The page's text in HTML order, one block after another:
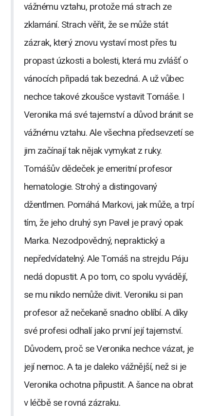
vážnému vztahu, protože má strach ze
zklamání. Strach věřit, že se může stát
zázrak, který znovu vystaví most přes tu
propast úzkosti a bolesti, která mu zvlášť o
vánocích připadá tak bezedná. A už vůbec
nechce takové zkoušce vystavit Tomáše. I
Veronika má své tajemství a důvod bránit se
vážnému vztahu. Ale všechna předsevzetí se
jim začínají tak nějak vymykat z ruky.​ ​
Tomášův dědeček je emeritní profesor
hematologie. Strohý a distingovaný
džentlmen. Pomáhá Markovi, jak může, a trpí
tím, že jeho druhý syn Pavel je pravý opak
Marka. Nezodpovědný, nepraktický a
nepředvídatelný. Ale Tomáš na strejdu Páju
nedá dopustit. A po tom, co spolu vyvádějí,
se mu nikdo nemůže divit. Veroniku si pan
profesor až nečekaně snadno oblíbí. A díky
své profesi odhalí jako první její tajemství.
Důvodem, proč se Veronika nechce vázat, je
její nemoc. A ta je daleko vážnější, než si je
Veronika ochotna připustit. A šance na obrat
v léčbě se rovná zázraku.